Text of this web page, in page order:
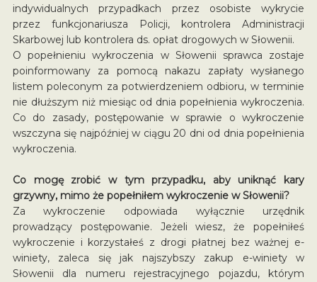
indywidualnych przypadkach przez osobiste wykrycie
przez funkcjonariusza Policji, kontrolera Administracji
Skarbowej lub kontrolera ds. opłat drogowych w Słowenii.
O popełnieniu wykroczenia w Słowenii sprawca zostaje
poinformowany za pomocą nakazu zapłaty wysłanego
listem poleconym za potwierdzeniem odbioru, w terminie
nie dłuższym niż miesiąc od dnia popełnienia wykroczenia.
Co do zasady, postępowanie w sprawie o wykroczenie
wszczyna się najpóźniej w ciągu 20 dni od dnia popełnienia
wykroczenia.
Co mogę zrobić w tym przypadku, aby uniknąć kary
grzywny, mimo że popełniłem wykroczenie w Słowenii?
Za wykroczenie odpowiada wyłącznie urzędnik
prowadzący postępowanie. Jeżeli wiesz, że popełniłeś
wykroczenie i korzystałeś z drogi płatnej bez ważnej e-
winiety, zaleca się jak najszybszy zakup e-winiety w
Słowenii dla numeru rejestracyjnego pojazdu, którym